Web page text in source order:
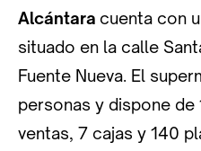
Alcántara cuenta con
situado en la calle
Fuente Nueva. El
personas y dispone de
ventas, 7 cajas y 140